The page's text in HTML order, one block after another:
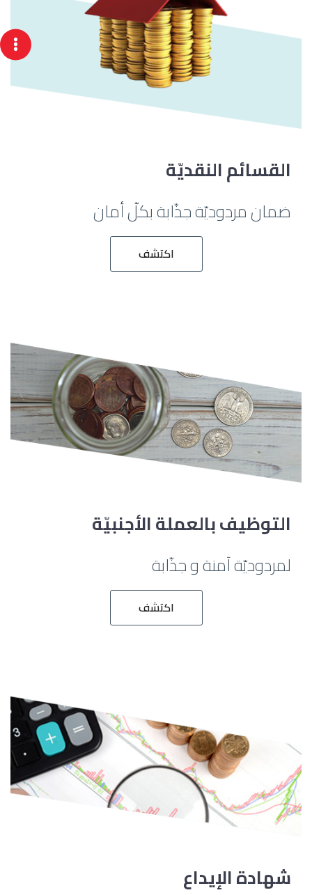
القسائم النقديّة
ضمان مردوديّة جذّابة بكلّ أمان
اكتشف
التوظيف بالعملة الأجنبيّة
لمردوديّة آمنة و جذّابة
اكتشف
شهادة الإيداع